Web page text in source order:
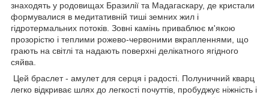
знаходять у родовищах Бразилії та Мадагаскару, де кристали
формувалися в медитативній тиші земних жил і
гідротермальних потоків. Зовні камінь приваблює м'якою
прозорістю і теплими рожево-червоними вкрапленнями, що
грають на світлі та надають поверхні делікатного ягідного
сяйва.
Цей браслет - амулет для серця і радості. Полуничний кварц
легко відкриває шлях до легкості почуттів, пробуджує ніжність і